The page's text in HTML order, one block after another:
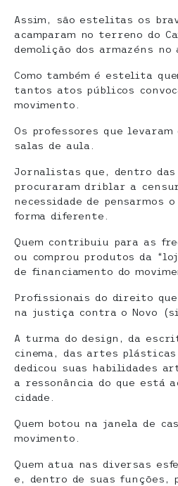
Assim, são estelitas os
acamparam no terreno do
demolição dos armazéns no
Como também é estelita
tantos atos públicos
movimento.
Os professores que
salas de aula.
Jornalistas que, dentro das
procuraram driblar a
necessidade de pensarmos
forma diferente.
Quem contribuiu para as
ou comprou produtos da
de financiamento do
Profissionais do direito que
na justiça contra o Novo
A turma do design, da
cinema, das artes plásticas
dedicou suas habilidades
a ressonância do que está
cidade.
Quem botou na janela de
movimento.
Quem atua nas diversas
e, dentro de suas funções,